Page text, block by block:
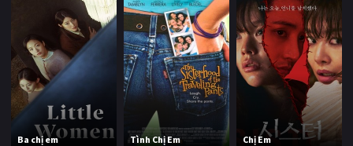
Ba chị em Tình Chị Em Chị Em